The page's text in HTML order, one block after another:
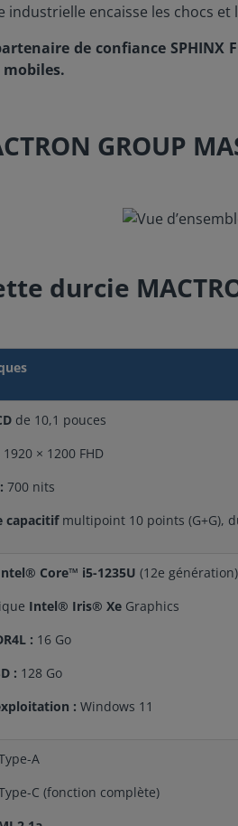
encaisse les chocs
de confiance
GROUP
durcie
de 10,1 pouces
1920 × 1200 FHD
700 nits
capacitifmultipoint 10 points (G+G),
Core™ i5-1235U (12e
Intel® Iris® Xe Graphics
: 16 Go
: 128 Go
: Windows 11
A
C (fonction complète)